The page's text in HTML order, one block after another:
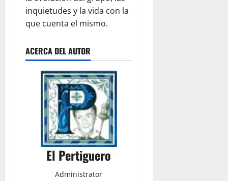
inquietudes y la vida con la
que cuenta el mismo.
ACERCA DEL AUTOR
El Pertiguero
Administrator